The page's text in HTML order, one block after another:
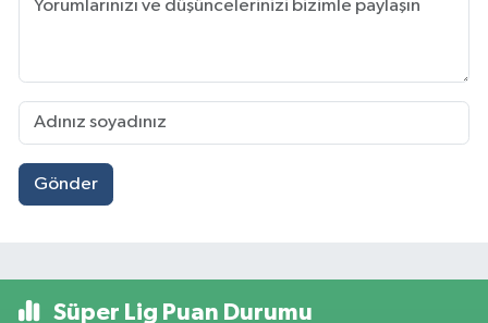
Gönder
Süper Lig Puan Durumu